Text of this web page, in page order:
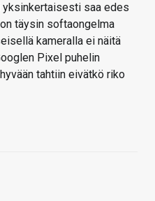
yksinkertaisesti saa edes
täysin softaongelma
kameralla ei näitä
Pixel puhelin
tahtiin eivätkö riko